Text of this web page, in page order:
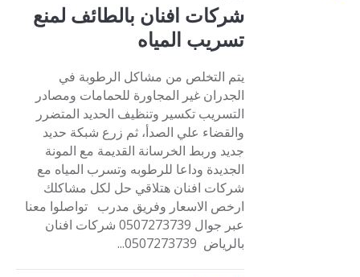
شركات افنان بالطائف لمنع
تسريب المياه
يتم التخلص من مشاكل الرطوبة في
الجدران غير المجاورة للحمامات ومصادر
التسريب تكسير وتنظيف الحديد المتضرر
والقضاء علي الصدأ، ثم زرع شبكة حديد
جديد وربط الخرسانة القديمة مع المونة
الجديدة وداعا للرطوبه وتسرب المياه مع
شركات افنان هتلاقي حل لكل مشاكلك
ارخص الاسعار وفريق مدرب تواصلوا معنا
عبر جوال 0507273739 شركات افنان
بالرياض 0507273739...